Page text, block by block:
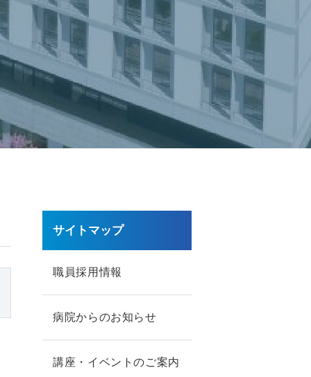
サイトマップ
職員採用情報
病院からのお知らせ
講座・イベントのご案内